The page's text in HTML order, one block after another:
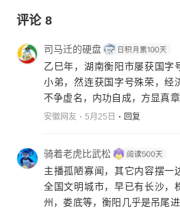
评论 8
司马迁的硬盘
乙巳年，湖南衡阳市屡获国字
小弟，然连获国字号殊荣，经
不争虚名，内功自成，方显真章
安徽网友 5月25日 回复
骑着老虎比武松
主播孤陋寡闻，其它内容摆一
全国文明城市，早已有长沙，
州，娄底等，衡阳几乎是吊尾进